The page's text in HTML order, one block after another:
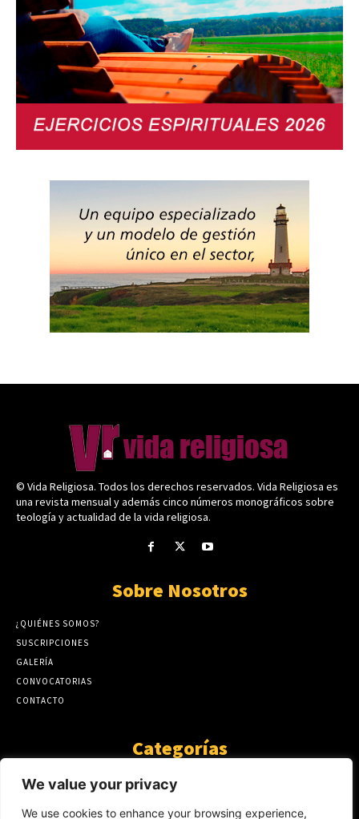
We value your privacy
We use cookies to enhance your browsing experience,
© Vida Religiosa. Todos los derechos reservados. Vida Religiosa es
una revista mensual y además cinco números monográficos sobre
teología y actualidad de la vida religiosa.
Sobre Nosotros
¿QUIÉNES SOMOS?
SUSCRIPCIONES
GALERÍA
CONVOCATORIAS
CONTACTO
Categorías
ARTÍCULOS
GUANTE DE SEDA
AL CALOR DE LA PALABRA